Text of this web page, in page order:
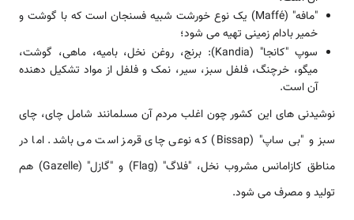
"مافه" (Maffé) یک نوع خورشت شبیه فسنجان است که با گوشت و
خمیر بادام زمینی تهیه می شود؛
سوپ "کانجا" (Kandia): برنج، روغن نخل، بامیه، ماهی، گوشت،
میگو، خرچنگ، فلفل سبز، سیر، نمک و فلفل از مواد تشکیل دهنده
آن است.
نوشیدنی های این کشور چون اغلب مردم آن مسلمانند شامل چای، چای
سبز و "بی ساپ" (Bissap) که نوعی چای قرمز است می باشد. اما در
مناطق کازامانس مشروب نخل، "فلاگ" (Flag) و "گازل" (Gazelle) هم
تولید و مصرف می شود.